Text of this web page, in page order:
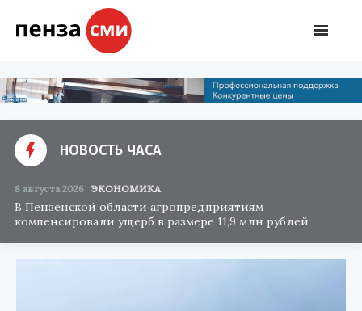
НОВОСТЬ ЧАСА
8 августа 2026 ЭКОНОМИКА
В Пензенской области агропредприятиям
компенсировали ущерб в размере 11,9 млн рублей